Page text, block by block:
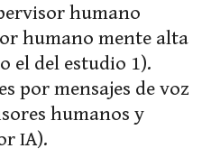
humano
humano mente alta
el del estudio 1).
por mensajes de voz
humanos y
IA).